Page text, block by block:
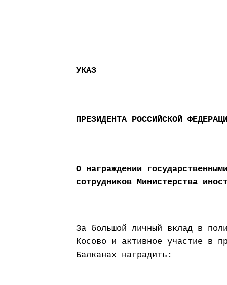
УКАЗ
ПРЕЗИДЕНТА РОССИЙСКОЙ
О награждении
сотрудников Министерства
За большой личный вклад в
Косово и активное участие в
Балканах наградить: